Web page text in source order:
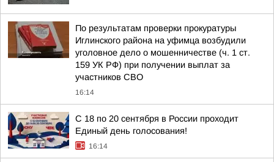
По результатам проверки прокуратуры
Иглинского района на уфимца возбудили
уголовное дело о мошенничестве (ч. 1 ст.
159 УК РФ) при получении выплат за
участников СВО
16:14
С 18 по 20 сентября в России проходит
Единый день голосования!
16:14